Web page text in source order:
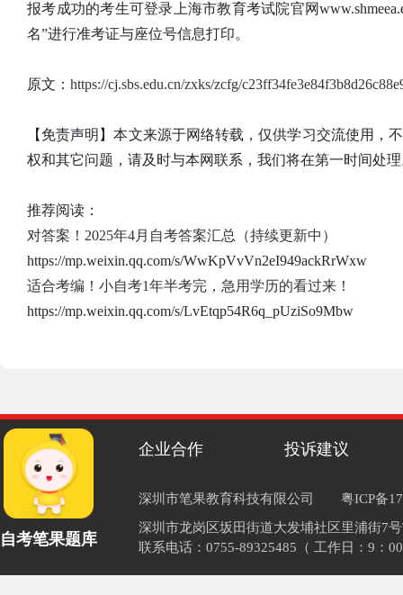
报考成功的考生可登录上海市教育考试院官网
名”进行准考证与座位号信息打印。
原文： https://cj.sbs.edu.cn/zxks/zcfg/
【免责声明】本文来源于网络转载，仅供学习交流使用
权和其它问题，请及时与本网联系，我们将在第一时间处
推荐阅读：
对答案！2025年4月自考答案汇总（持续更新中）
https://mp.weixin.qq.com/s/WwKpVvVn2eI949ackRrWxw
适合考编！小自考1年半考完，急用学历的看过来！
https://mp.weixin.qq.com/s/LvEtqp54R6q_pUziSo9Mbw
自考笔果题库
企业合作 投诉建议
深圳市笔果教育科技有限公司
粤ICP备
深圳市龙岗区坂田街道大发埔社区里浦街7
联系电话：0755-89325485（ 工作日：9：